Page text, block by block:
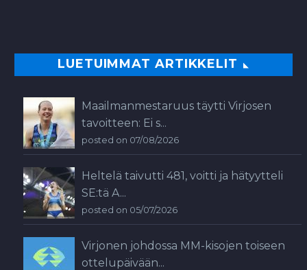
LUETUIMMAT ARTIKKELIT
Maailmanmestaruus täytti Virjosen
tavoitteen: Ei s...
posted on 07/08/2026
Heltelä taivutti 481, voitti ja hätyytteli
SE:tä A...
posted on 05/07/2026
Virjonen johdossa MM-kisojen toiseen
ottelupäivään...